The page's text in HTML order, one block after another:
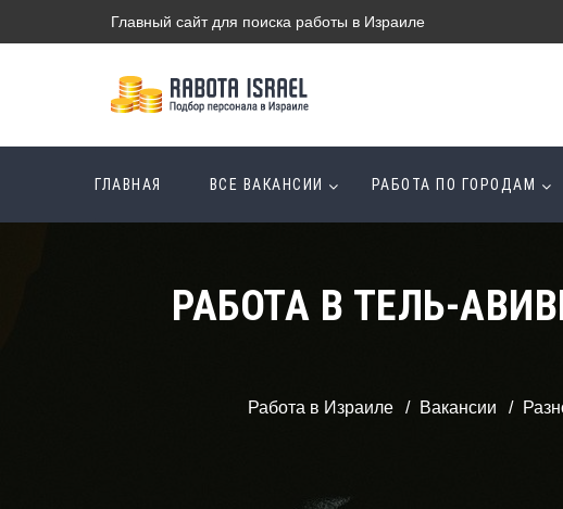
Главный сайт для поиска работы в Израиле
ГЛАВНАЯ ВСЕ ВАКАНСИИ РАБОТА ПО ГОРОДАМ
РАБОТА В ТЕЛЬ-
Работа в Израиле Вакансии